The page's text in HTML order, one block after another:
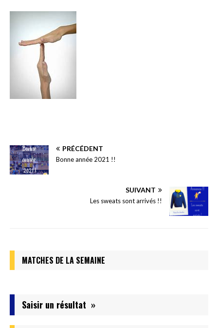
PRÉCÉDENT
Bonne année 2021 !!
SUIVANT
Les sweats sont arrivés !!
MATCHES DE LA SEMAINE
Saisir un résultat »